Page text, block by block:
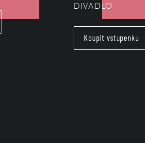
DIVADLO
Koupit vstupenku